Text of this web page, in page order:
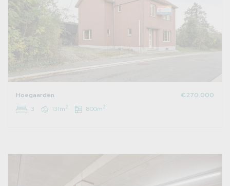
Hoegaarden
€ 270.000
3
131m2 800m2